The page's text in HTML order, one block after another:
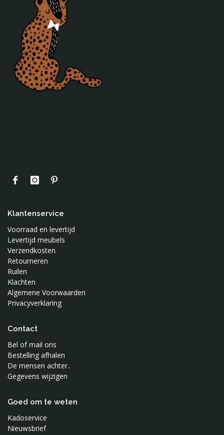
JIP
KAOS
KidWild
Kinta
Klippan
La Cerise sur le Gateau
Lilipinso
ABZ
Mibo
Mimis Circus
Mundo Melocoton
Naco
Nobodinoz
Noodoll
Notoys
Oker en Mos
OYOY
Petit Monkey
Present Time
Puurrr
Sebra
Silly U
Sonnenstrasse 11
Klantenservice
Voorraad en levertijd
Levertijd meubels
Verzendkosten
Retourneren
Ruilen
Klachten
Algemene Voorwaarden
Privacyverklaring
Contact
Bel of mail ons
Bestelling afhalen
De mensen achter..
Gegevens wijzigen
Goed om te weten
Kadoservice
Nieuwsbrief